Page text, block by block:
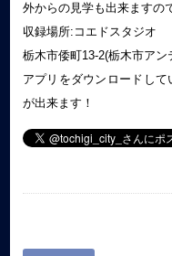
外からの見学も出来ますの
収録場所:コエドスタジオ
栃木市倭町13-2(栃木市ア
アプリをダウンロードし
が出来ます！